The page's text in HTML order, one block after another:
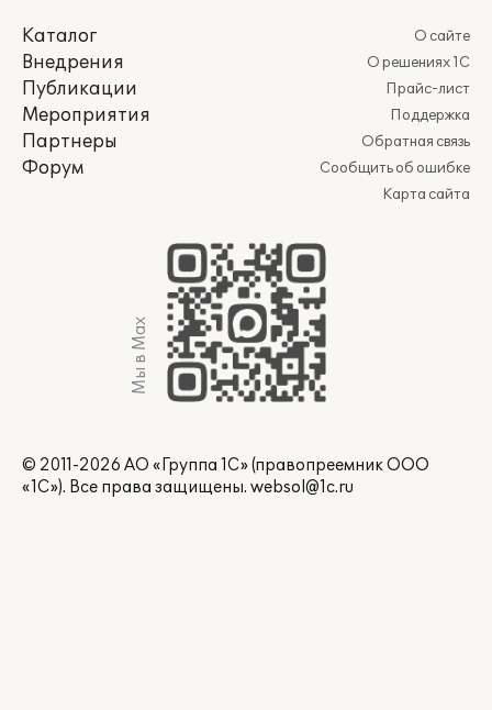
Каталог
Внедрения
Публикации
Мероприятия
Партнеры
Форум
О сайте
О решениях 1С
Прайс-лист
Поддержка
Обратная связь
Сообщить об ошибке
Карта сайта
Мы в Max
© 2011-2026 АО «Группа 1С» (правопреемник ООО
«1С»). Все права защищены. websol@1c.ru